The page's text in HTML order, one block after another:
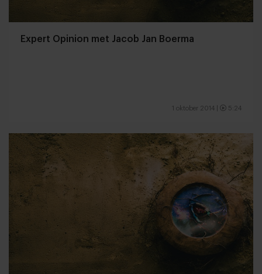
Expert Opinion met Jacob Jan Boerma
1 oktober 2014 5:24